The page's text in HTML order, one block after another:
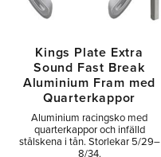
Kings Plate Extra
Sound Fast Break
Aluminium Fram med
Quarterkappor
Aluminium racingsko med
quarterkappor och infälld
stålskena i tån. Storlekar 5/29–
8/34.